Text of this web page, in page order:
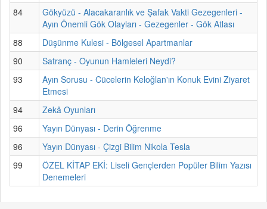
84
Gökyüzü - Alacakaranlık ve Şafak Vakti Gezegenleri -
Ayın Önemli Gök Olayları - Gezegenler - Gök Atlası
88
Düşünme Kulesi - Bölgesel Apartmanlar
90
Satranç - Oyunun Hamleleri Neydi?
93
Ayın Sorusu - Cücelerin Keloğlan'ın Konuk Evini Ziyaret
Etmesi
94
Zekâ Oyunları
96
Yayın Dünyası - Derin Öğrenme
96
Yayın Dünyası - Çizgi Bilim Nikola Tesla
99
ÖZEL KİTAP EKİ: Liseli Gençlerden Popüler Bilim Yazısı
Denemeleri